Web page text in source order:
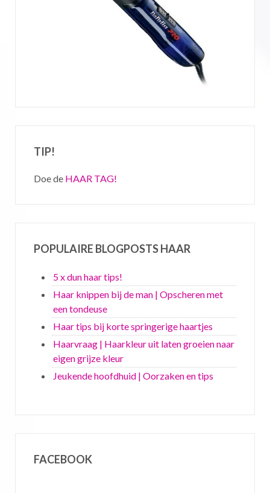
TIP!
Doe de HAAR TAG!
POPULAIRE BLOGPOSTS HAAR
5 x dun haar tips!
Haar knippen bij de man | Opscheren met
een tondeuse
Haar tips bij korte springerige haartjes
Haarvraag | Haarkleur uit laten groeien naar
eigen grijze kleur
Jeukende hoofdhuid | Oorzaken en tips
FACEBOOK